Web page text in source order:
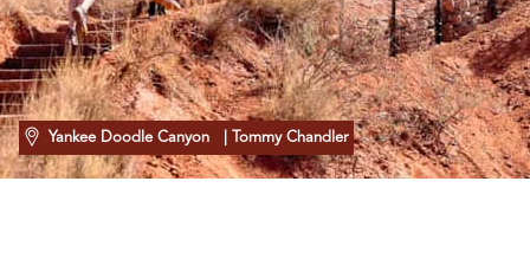
Yankee Doodle Canyon | Tommy Chandler